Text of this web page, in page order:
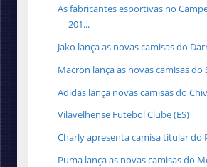
As fabricantes esportivas no
201...
Jako lança as novas camisas do
Macron lança as novas camisas
Adidas lança novas camisas do
Vilavelhense Futebol Clube (ES)
Charly apresenta camisa titular do
Puma lança as novas camisas do